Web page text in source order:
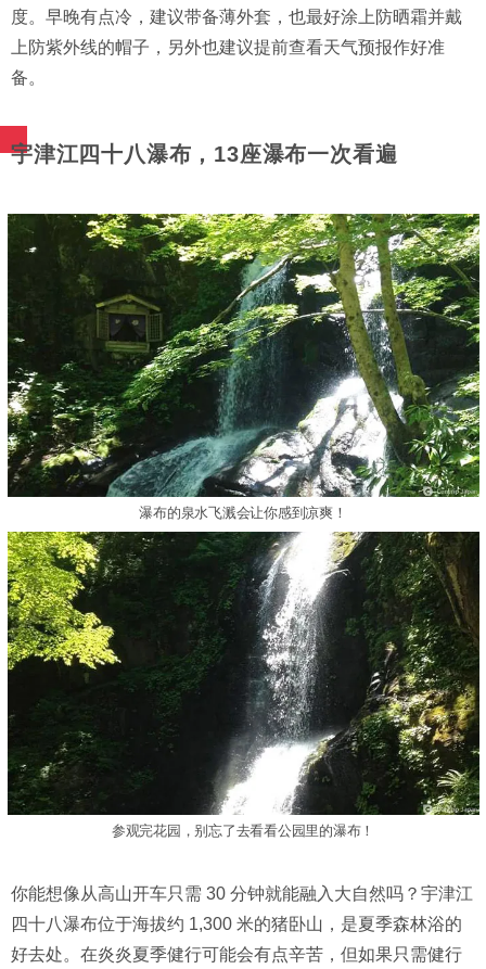
度。早晚有点冷，建议带备薄外套，也最好涂上防晒霜并戴
上防紫外线的帽子，另外也建议提前查看天气预报作好准
备。
宇津江四十八瀑布，13座瀑布一次看遍
瀑布的泉水飞溅会让你感到凉爽！
参观完花园，别忘了去看看公园里的瀑布！
你能想像从高山开车只需 30 分钟就能融入大自然吗？宇津江
四十八瀑布位于海拔约 1,300 米的猪卧山，是夏季森林浴的
好去处。在炎炎夏季健行可能会有点辛苦，但如果只需健行